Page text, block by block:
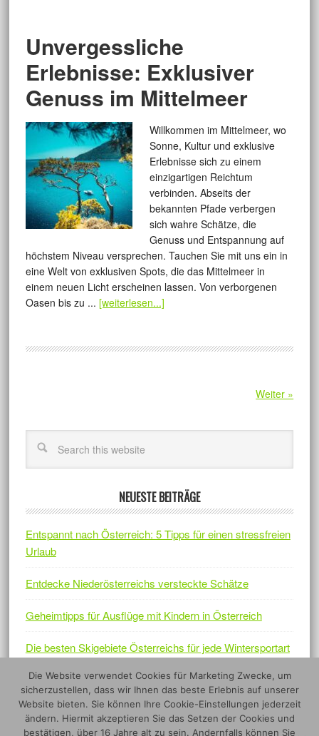
Unvergessliche
Erlebnisse: Exklusiver
Genuss im Mittelmeer
Willkommen im Mittelmeer, wo
Sonne, Kultur und exklusive
Erlebnisse sich zu einem
einzigartigen Reichtum
verbinden. Abseits der
bekannten Pfade verbergen
sich wahre Schätze, die
Genuss und Entspannung auf
höchstem Niveau versprechen. Tauchen Sie mit uns ein in
eine Welt von exklusiven Spots, die das Mittelmeer in
einem neuen Licht erscheinen lassen. Von verborgenen
Oasen bis zu ... [weiterlesen...]
Weiter »
NEUESTE BEITRÄGE
Entspannt nach Österreich: 5 Tipps für einen stressfreien
Urlaub
Entdecke Niederösterreichs versteckte Schätze
Geheimtipps für Ausflüge mit Kindern in Österreich
Die besten Skigebiete Österreichs für jede Wintersportart
Österreichs Naturjuwelen – Fünf Nationalparks, die sich
lohnen
Die Website verwendet Cookies für Marketing Zwecke, um
sicherzustellen, dass wir Ihnen das beste Erlebnis auf unserer
Website bieten. Sie können Ihre Cookie-Einstellungen jederzeit
ändern. Hiermit akzeptieren Sie das Setzen der Cookies und
bestätigen, über 16 Jahre alt zu sein. Andernfalls können Sie